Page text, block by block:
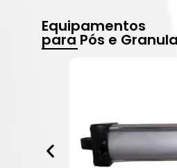
Equipamentos
para Pós e